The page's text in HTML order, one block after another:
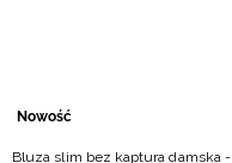
Nowość
Bluza slim bez kaptura damska -